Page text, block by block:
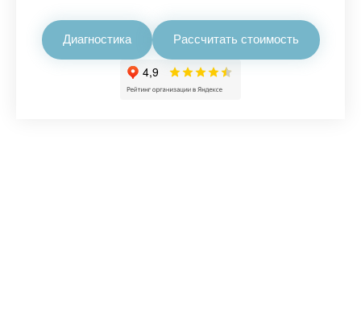
Диагностика Рассчитать стоимость